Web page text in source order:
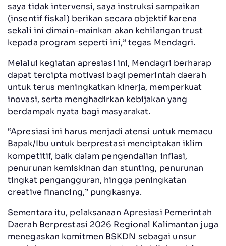
saya tidak intervensi, saya instruksi sampaikan
(insentif fiskal) berikan secara objektif karena
sekali ini dimain-mainkan akan kehilangan trust
kepada program seperti ini,” tegas Mendagri.
Melalui kegiatan apresiasi ini, Mendagri berharap
dapat tercipta motivasi bagi pemerintah daerah
untuk terus meningkatkan kinerja, memperkuat
inovasi, serta menghadirkan kebijakan yang
berdampak nyata bagi masyarakat.
“Apresiasi ini harus menjadi atensi untuk memacu
Bapak/Ibu untuk berprestasi menciptakan iklim
kompetitif, baik dalam pengendalian inflasi,
penurunan kemiskinan dan stunting, penurunan
tingkat pengangguran, hingga peningkatan
creative financing,” pungkasnya.
Sementara itu, pelaksanaan Apresiasi Pemerintah
Daerah Berprestasi 2026 Regional Kalimantan juga
menegaskan komitmen BSKDN sebagai unsur